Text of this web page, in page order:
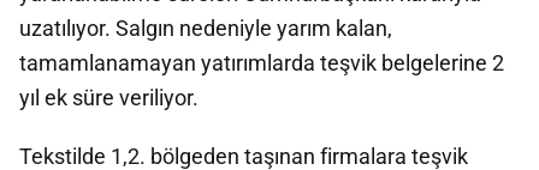
uzatılıyor. Salgın nedeniyle yarım kalan,
tamamlanamayan yatırımlarda teşvik belgelerine 2
yıl ek süre veriliyor.
Tekstilde 1,2. bölgeden taşınan firmalara teşvik